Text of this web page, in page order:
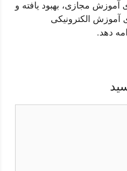
مجازی، بهبود یافته و
آموزش الکترونیکی‌
دهد.